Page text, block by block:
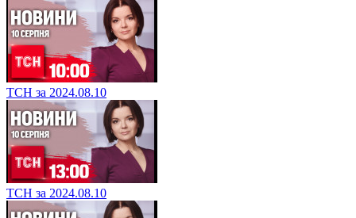
ТСН за 2024.08.10
ТСН за 2024.08.10